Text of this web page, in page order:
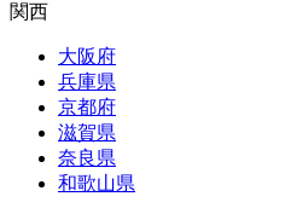
関西
大阪府
兵庫県
京都府
滋賀県
奈良県
和歌山県